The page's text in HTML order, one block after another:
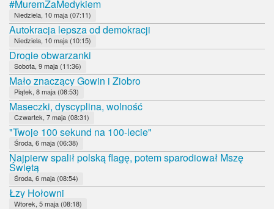
#MuremZaMedykiem
Niedziela, 10 maja (07:11)
Autokracja lepsza od demokracji
Niedziela, 10 maja (10:15)
Drogie obwarzanki
Sobota, 9 maja (11:36)
Mało znaczący Gowin i Ziobro
Piątek, 8 maja (08:53)
Maseczki, dyscyplina, wolność
Czwartek, 7 maja (08:31)
"Twoje 100 sekund na 100-lecie"
Środa, 6 maja (06:38)
Najpierw spalił polską flagę, potem sparodiował Mszę
Świętą
Środa, 6 maja (08:54)
Łzy Hołowni
Wtorek, 5 maja (08:18)